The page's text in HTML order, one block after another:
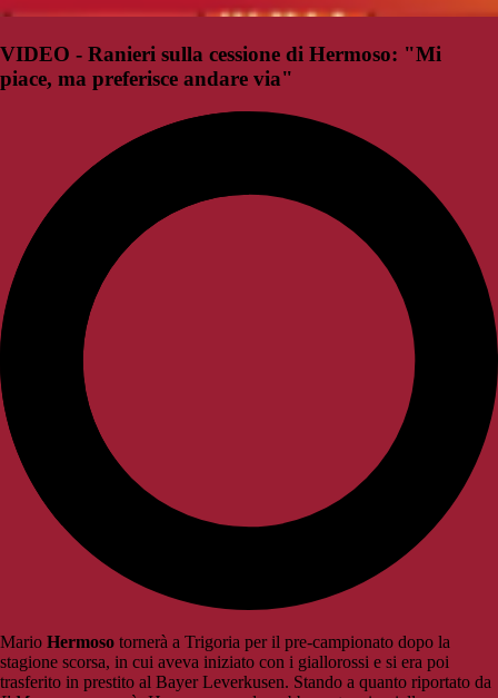
VIDEO - Ranieri sulla cessione di Hermoso: "Mi
piace, ma preferisce andare via"
Mario Hermoso tornerà a Trigoria per il pre-campionato dopo la
stagione scorsa, in cui aveva iniziato con i giallorossi e si era poi
trasferito in prestito al Bayer Leverkusen. Stando a quanto riportato da